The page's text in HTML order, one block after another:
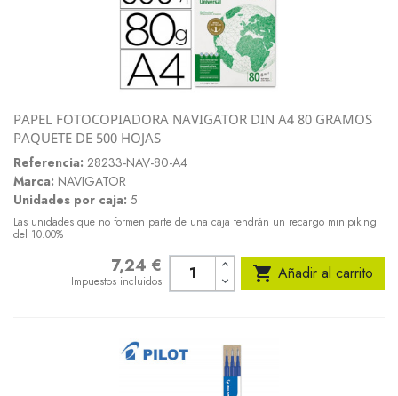
PAPEL FOTOCOPIADORA NAVIGATOR DIN A4 80 GRAMOS
PAQUETE DE 500 HOJAS
Referencia: 28233-NAV-80-A4
Marca: NAVIGATOR
Unidades por caja: 5
Las unidades que no formen parte de una caja tendrán un recargo minipiking
del 10.00%
7,24 €
Impuestos incluidos  Añadir al carrito